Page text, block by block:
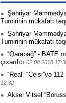
Şəhriyar
Turnirinin mükafatı
Şəhriyar
Turnirinin mükafatı
“Qarabağ” - BATE
çıxarılıb 02.08.2018
“Real” “Çelsi”yə
12:32
Aksel Vitsel